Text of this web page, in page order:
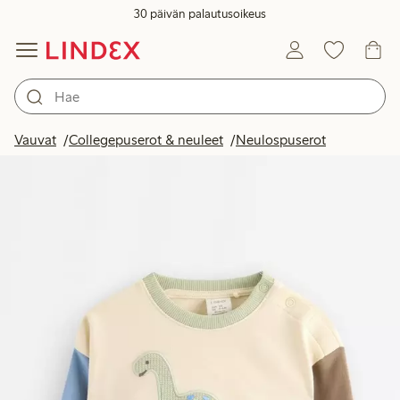
30 päivän palautusoikeus
Vauvat Collegepuserot & neuleet Neulospuserot